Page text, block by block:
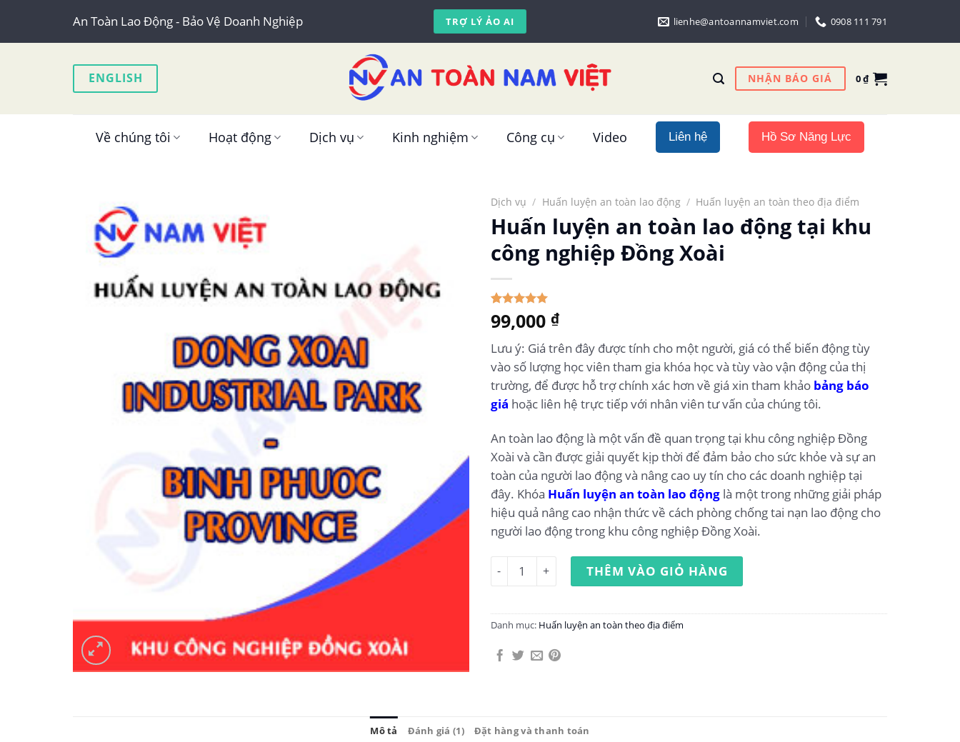
content
An Toàn Lao Động - Bảo Vệ Doanh Nghiệp TRỢ LÝ ẢO AI lienhe@antoannamviet.com 0908 111 791
ENGLISH NHẬN BÁO GIÁ 0₫
Về chúng tôi Hoạt động Dịch vụ Kinh nghiệm Công cụ Video Liên hệ Hồ Sơ Năng Lực
Dịch vụ / Huấn luyện an toàn lao động / Huấn luyện an toàn theo địa điểm
Huấn luyện an toàn lao động tại khu
công nghiệp Đồng Xoài
5.00 trên 5
dựa trên
1
99,000 ₫
Lưu ý: Giá trên đây được tính cho một người, giá có thể biến động tùy
vào số lượng học viên tham gia khóa học và tùy vào vận động của thị
trường, để được hỗ trợ chính xác hơn về giá xin tham khảo bảng báo
giá hoặc liên hệ trực tiếp với nhân viên tư vấn của chúng tôi.
An toàn lao động là một vấn đề quan trọng tại khu công nghiệp Đồng
Xoài và cần được giải quyết kịp thời để đảm bảo cho sức khỏe và sự an
toàn của người lao động và nâng cao uy tín cho các doanh nghiệp tại
đây. Khóa Huấn luyện an toàn lao động là một trong những giải pháp
hiệu quả nâng cao nhận thức về cách phòng chống tai nạn lao động cho
người lao động trong khu công nghiệp Đồng Xoài.
Huấn luyện an toàn lao động tại khu công nghiệp Đồng Xoài số lượng
THÊM VÀO GIỎ HÀNG
Danh mục: Huấn luyện an toàn theo địa điểm
Mô tả Đánh giá (1) Đặt hàng và thanh toán